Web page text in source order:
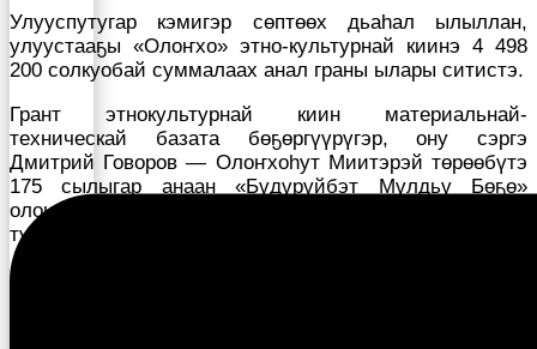
Улууспутугар кэмигэр сөптөөх дьаһал ылыллан,
улуустааҕы «Олоҥхо» этно-культурнай киинэ 4 498
200 солкуобай суммалаах анал граны ылары ситистэ.
Грант этнокультурнай киин материальнай-
техническай базата бөҕөргүүрүгэр, ону сэргэ
Дмитрий Говоров — Олоҥхоһут Миитэрэй төрөөбүтэ
175 сылыгар анаан «Бүдүрүйбэт Мүлдьү Бөҕө»
олоҥхону Олоҥхо тыйаатырын кытта испиктээкил
туруорууга ананыаҕа.
Улуустааҕы «Олоҥхо» этно-культурнай киин.